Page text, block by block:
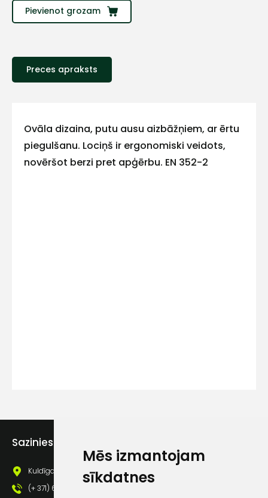
Mēs izmantojam
sīkdatnes
Pievienot grozam
Preces apraksts
Ovāla dizaina, putu ausu aizbāžņiem, ar ērtu
piegulšanu. Lociņš ir ergonomiski veidots,
novēršot berzi pret apģērbu. EN 352-2
Sazinies ar mums
Kuldīgas iela 69a, Saldus, Saldus nov., LV - 3801
(+ 371) 63 881 186
Vārds
Piekrītu saņemt